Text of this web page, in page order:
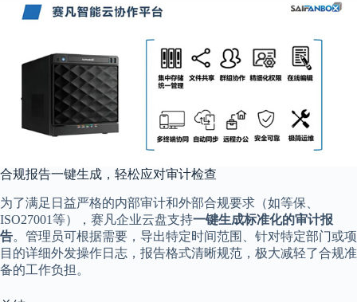
合规报告一键生成，轻松应对审计检查
为了满足日益严格的内部审计和外部合规要求（如等保、
ISO27001等），赛凡企业云盘支持一键生成标准化的审计报
告。管理员可根据需要，导出特定时间范围、针对特定部门或项
目的详细外发操作日志，报告格式清晰规范，极大减轻了合规准
备的工作负担。